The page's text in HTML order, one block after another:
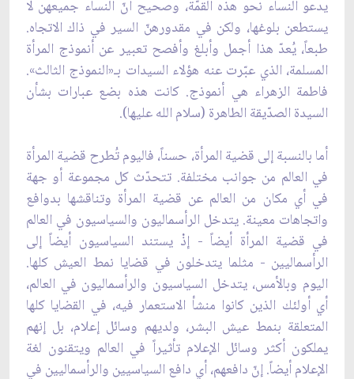
يدعو النساء نحو هذه القمّة، وصحيح أنّ النساء جميعهن لا
يستطعن بلوغها، ولكن في مقدورهنّ السير في ذاك الاتجاه.
طبعاً، يُعدّ هذا أجمل وأبلغ وأفصح تعبير عن أنموذج المرأة
المسلمة، الذي عبّرت عنه هؤلاء السيدات بـ«النموذج الثالث».
فاطمة الزهراء هي أنموذج. كانت هذه بضع عبارات بشأن
السيدة الصدّيقة الطاهرة (سلام الله عليها).
أما بالنسبة إلى قضية المرأة، حسناً، فاليوم تُطرح قضية المرأة
في العالم من جوانب مختلفة. تتحدّث كل مجموعة أو جهة
في أي مكان من العالم عن قضية المرأة وتناقشها بدوافع
واتجاهات معينة. يتدخل الرأسماليون والسياسيون في العالم
في قضية المرأة أيضاً - إذْ يستند السياسيون أيضاً إلى
الرأسماليين - مثلما يتدخلون في قضايا نمط العيش كلها.
اليوم وبالأمس، يتدخل السياسيون والرأسماليون في العالم،
أي أولئك الذين كانوا منشأ الاستعمار فيه، في القضايا كلها
المتعلقة بنمط عيش البشر، ولديهم وسائل إعلام، بل إنهم
يملكون أكثر وسائل الإعلام تأثيراً في العالم ويتقنون لغة
الإعلام أيضاً. إنّ دافعهم، أي دافع السياسيين والرأسماليين في